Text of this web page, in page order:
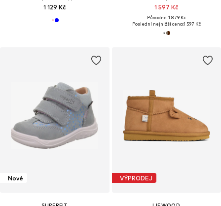
1 129 Kč 1 597 Kč
Původně: 1 879 Kč
Poslední nejnižší cena:1 597 Kč
Nové VÝPRODEJ